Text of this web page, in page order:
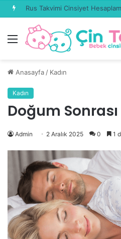
Rus Takvimi Cinsiyet
Menü
Anasayfa / Kadın
Kadın
Doğum
Admin 2 Aralık 2025 0 1